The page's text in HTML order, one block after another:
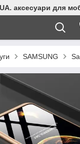
аксесуари для
SAMSUNG